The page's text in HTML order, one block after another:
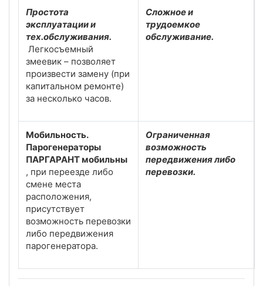
Простота
эксплуатации и
тех.обслуживания.
Легкосъемный
змеевик – позволяет
произвести замену (при
капитальном ремонте)
за несколько часов.
Сложное и
трудоемкое
обслуживание.
Мобильность.
Парогенераторы
ПАРГАРАНТ мобильны
, при переезде либо
смене места
расположения,
присутствует
возможность перевозки
либо передвижения
парогенератора.
Ограниченная
возможность
передвижения либо
перевозки.